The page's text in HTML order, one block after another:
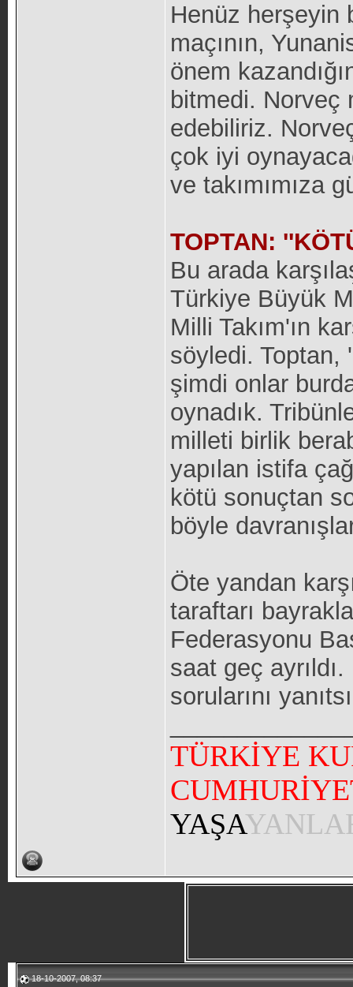
Henüz herşeyin
maçının,
önem
bitmedi. Norveç
edebiliriz.
çok iyi
ve takımımıza
TOPTAN:
Bu arada
Türkiye Büyük
Milli Takım'ın
söyledi. Toptan,
şimdi onlar
oynadık.
milleti birlik
yapılan istifa
kötü sonuçtan
böyle
Öte yandan
taraftarı
Federasyonu
saat geç
sorularını
TÜRKİYE
YAŞA
18-10-2007, 08:37